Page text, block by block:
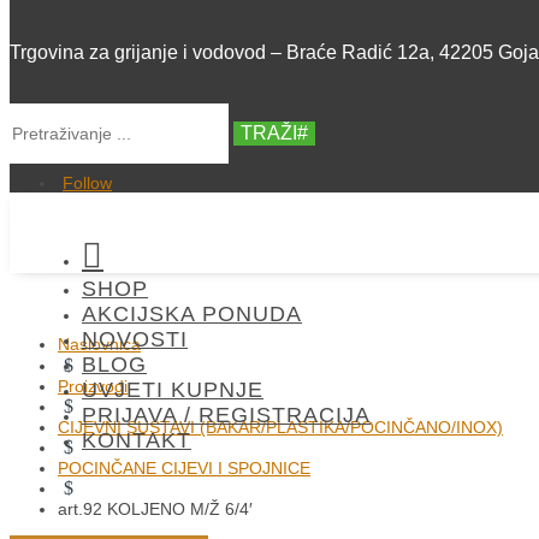
Trgovina za grijanje i vodovod – Braće Radić 12a, 42205
TRAŽI
Follow

SHOP
AKCIJSKA PONUDA
NOVOSTI
BLOG
UVJETI KUPNJE
PRIJAVA / REGISTRACIJA
KONTAKT
Naslovnica
$
Proizvodi
$
CIJEVNI SUSTAVI (BAKAR/PLASTIKA/POCINČANO/INOX)
$
POCINČANE CIJEVI I SPOJNICE
$
art.92 KOLJENO M/Ž 6/4′